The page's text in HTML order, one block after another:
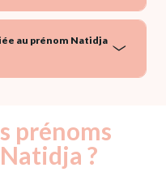
au prénom Natidja
prénoms
?